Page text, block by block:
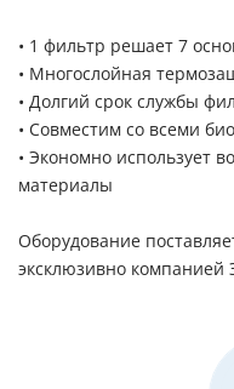
• 1 фильтр решает 7
• Многослойная
• Долгий срок службы
• Совместим со всеми
• Экономно использует
материалы
Оборудование
эксклюзивно компанией